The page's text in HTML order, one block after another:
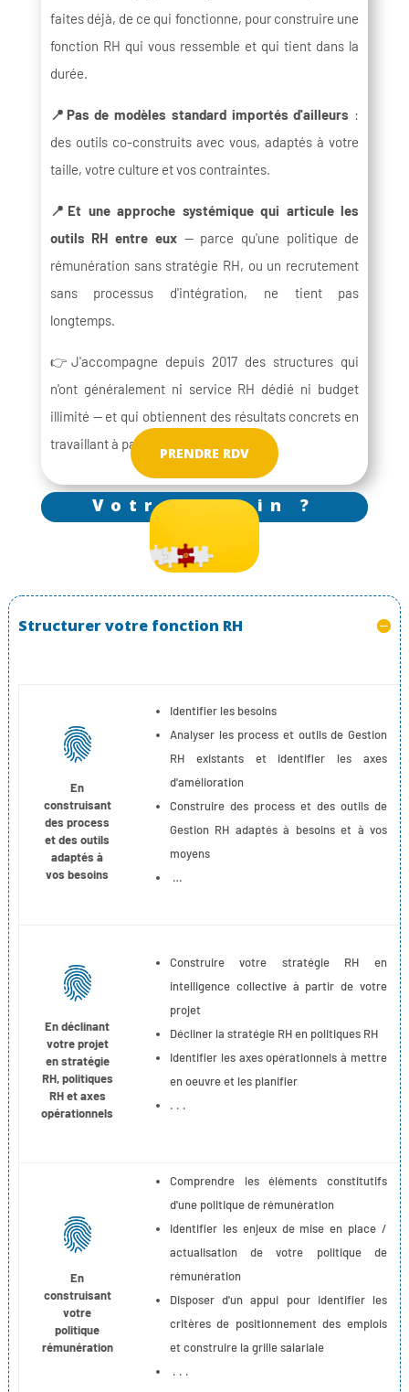
faites déjà, de ce qui fonctionne, pour construire une
fonction RH qui vous ressemble et qui tient dans la
durée.
📍Pas de modèles standard importés d'ailleurs :
des outils co-construits avec vous, adaptés à votre
taille, votre culture et vos contraintes.
📍Et une approche systémique qui articule les
outils RH entre eux— parce qu'une politique de
rémunération sans stratégie RH, ou un recrutement
sans processus d'intégration, ne tient pas
longtemps.
👉J'accompagne depuis 2017 des structures qui
n'ont généralement ni service RH dédié ni budget
illimité — et qui obtiennent des résultats concrets en
travaillant à partir de leur réalité.
PRENDRE RDV
Votre besoin ?
Structurer votre fonction RH
En
construisant
des process
et des outils
adaptés à
vos besoins
Identifier les besoins
Analyser les process et outils de Gestion
RH existants et identifier les axes
d'amélioration
Construire des process et des outils de
Gestion RH adaptés à besoins et à vos
moyens
…
En déclinant
votre projet
en stratégie
RH, politiques
RH et axes
opérationnels
Construire votre stratégie RH en
intelligence collective à partir de votre
projet
Décliner la stratégie RH en politiques RH
Identifier les axes opérationnels à mettre
en oeuvre et les planifier
. . .
En
construisant
votre
politique
rémunération
Comprendre les éléments constitutifs
d'une politique de rémunération
Identifier les enjeux de mise en place /
actualisation de votre politique de
rémunération
Disposer d'un appui pour identifier les
critères de positionnement des emplois
et construire la grille salariale
. . .